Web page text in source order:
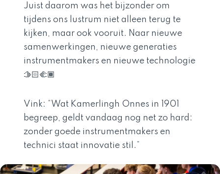
Juist daarom was het bijzonder om
tijdens ons lustrum niet alleen terug te
kijken, maar ook vooruit. Naar nieuwe
samenwerkingen, nieuwe generaties
instrumentmakers en nieuwe technologie
🫱🏻‍🫲🏾
Vink: “Wat Kamerlingh Onnes in 1901
begreep, geldt vandaag nog net zo hard:
zonder goede instrumentmakers en
technici staat innovatie stil.”